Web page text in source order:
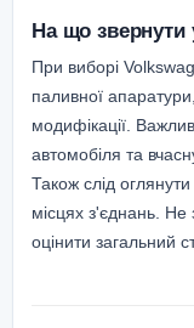
На що звернути
При виборі
паливної
модифікації.
автомобіля та
Також слід
місцях з'єднань. Не
оцінити загальний